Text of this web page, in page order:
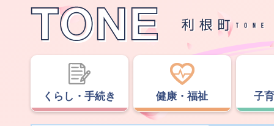
くらし・手続き 健康・福祉 子